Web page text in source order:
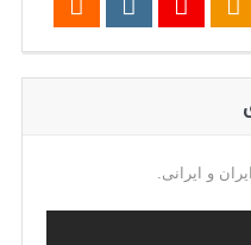
و ایرانی.